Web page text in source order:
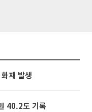
재 발생
40.2도 기록